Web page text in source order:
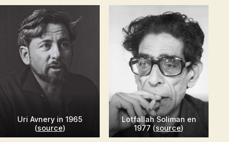
organisé
par
le
Comité
International
de
la
Gauche
pour
Paix
Uri Avnery in 1965
(source)
Lotfallah Soliman en
1977 (source)